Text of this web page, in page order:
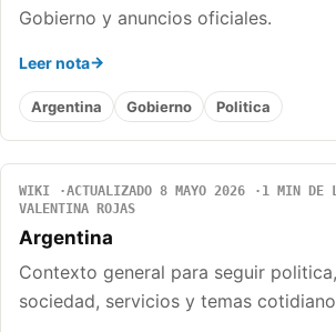
Gobierno y anuncios oficiales.
Leer nota
Argentina Gobierno Politica
WIKI ACTUALIZADO 8 MAYO 2026
1 MIN DE
VALENTINA ROJAS
Argentina
Contexto general para seguir
sociedad, servicios y temas